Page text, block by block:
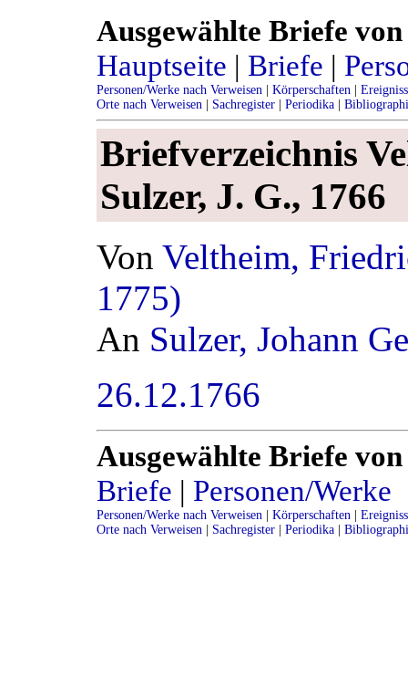
Ausgewählte Briefe
Hauptseite | Briefe |
Personen/Werke nach Verweisen | Körperschaften |
Orte nach Verweisen | Sachregister | Periodika |
Briefverzeichnis
Sulzer, J. G., 1766
Von Veltheim,
1775)
An Sulzer, Johann
26.12.1766
Ausgewählte Briefe
Briefe | Personen/Werke
Personen/Werke nach Verweisen Körperschaften
Orte nach Verweisen
Sachregister Periodika